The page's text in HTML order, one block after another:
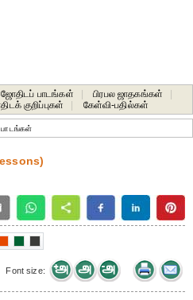
ஜோதிடப் பாடங்கள் பிரபல ஜாதகங்கள்
குறிப்புகள் கேள்வி-பதில்கள்
Font size: